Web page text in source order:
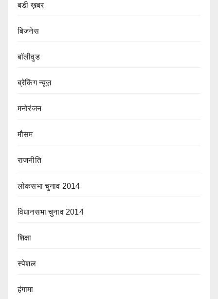
बडी ख़बर
बिजनेस
बॉलीवुड
ब्रेकिंग न्यूज़
मनोरंजन
मौसम
राजनीति
लोकसभा चुनाव 2014
विधानसभा चुनाव 2014
शिक्षा
स्पेशल
हंगामा